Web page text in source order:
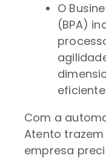
O
(BPA)
Com a
Atento
empresa